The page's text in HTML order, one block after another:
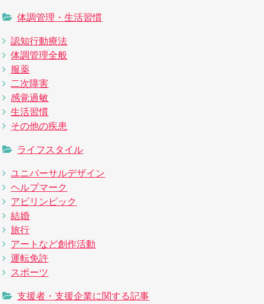
体調管理・生活習慣
認知行動療法
体調管理全般
服薬
二次障害
感覚過敏
生活習慣
その他の疾患
ライフスタイル
ユニバーサルデザイン
ヘルプマーク
アビリンピック
結婚
旅行
アートなど創作活動
運転免許
スポーツ
支援者・支援企業に関する記事